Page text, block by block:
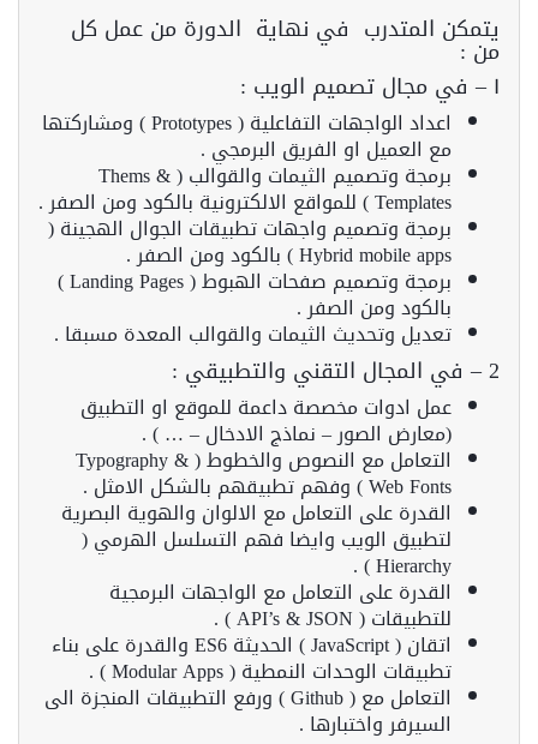
يتمكن المتدرب في نهاية الدورة من عمل كل
من :
١ – في مجال تصميم الويب :
اعداد الواجهات التفاعلية ( Prototypes ) ومشاركتها
مع العميل او الفريق البرمجي .
برمجة وتصميم الثيمات والقوالب ( Thems &
Templates ) للمواقع الالكترونية بالكود ومن الصفر .
برمجة وتصميم واجهات تطبيقات الجوال الهجينة (
Hybrid mobile apps ) بالكود ومن الصفر .
برمجة وتصميم صفحات الهبوط ( Landing Pages )
بالكود ومن الصفر .
تعديل وتحديث الثيمات والقوالب المعدة مسبقا .
2 – في المجال التقني والتطبيقي :
عمل ادوات مخصصة داعمة للموقع او التطبيق
(معارض الصور – نماذج الادخال – … ) .
التعامل مع النصوص والخطوط ( Typography &
Web Fonts ) وفهم تطبيقهم بالشكل الامثل .
القدرة على التعامل مع الالوان والهوية البصرية
لتطبيق الويب وايضا فهم التسلسل الهرمي (
Hierarchy ) .
القدرة على التعامل مع الواجهات البرمجية
للتطبيقات ( API’s & JSON ) .
اتقان ( JavaScript ) الحديثة ES6 والقدرة على بناء
تطبيقات الوحدات النمطية ( Modular Apps ) .
التعامل مع ( Github ) ورفع التطبيقات المنجزة الى
السيرفر واختبارها .